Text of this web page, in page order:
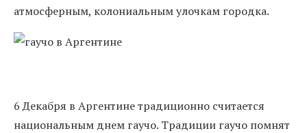
атмосферным, колониальным улочкам городка.
6 Декабря в Аргентине традиционно считается
национальным днем гаучо. Традиции гаучо помнят